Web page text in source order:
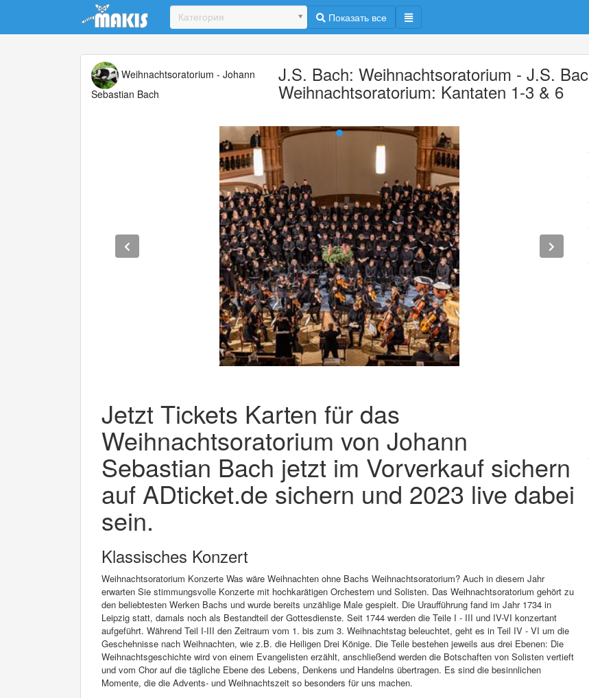
Update cookies preferences
Категория Показать все
Weihnachtsoratorium - Johann
Sebastian Bach
J.S. Bach: Weihnachtsoratorium - J.S.
Weihnachtsoratorium: Kantaten 1-3 & 6
Jetzt Tickets Karten für das
Weihnachtsoratorium von Johann
Sebastian Bach jetzt im Vorverkauf sichern
auf ADticket.de sichern und 2023 live dabei
sein.
Klassisches Konzert
Weihnachtsoratorium Konzerte Was wäre Weihnachten ohne Bachs Weihnachtsoratorium? Auch in diesem Jahr
erwarten Sie stimmungsvolle Konzerte mit hochkarätigen Orchestern und Solisten. Das Weihnachtsoratorium gehört zu
den beliebtesten Werken Bachs und wurde bereits unzählige Male gespielt. Die Uraufführung fand im Jahr 1734 in
Leipzig statt, damals noch als Bestandteil der Gottesdienste. Seit 1744 werden die Teile I - III und IV-VI konzertant
aufgeführt. Während Teil I-III den Zeitraum vom 1. bis zum 3. Weihnachtstag beleuchtet, geht es in Teil IV - VI um die
Geschehnisse nach Weihnachten, wie z.B. die Heiligen Drei Könige. Die Teile bestehen jeweils aus drei Ebenen: Die
Weihnachtsgeschichte wird von einem Evangelisten erzählt, anschließend werden die Botschaften von Solisten vertieft
und vom Chor auf die tägliche Ebene des Lebens, Denkens und Handelns übertragen. Es sind die besinnlichen
Momente, die die Advents- und Weihnachtszeit so besonders für uns machen.